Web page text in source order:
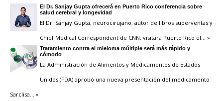
El Dr. Sanjay Gupta ofrecerá en Puerto Rico conferencia sobre
salud cerebral y longevidad
El Dr. Sanjay Gupta, neurocirujano, autor de libros superventas y
Chief Medical Correspondent de CNN, visitará Puerto Rico el … »
Tratamiento contra el mieloma múltiple será más rápido y
cómodo
La Administración de Alimentos y Medicamentos de Estados
Unidos (FDA) aprobó una nueva presentación del medicamento
Sarclisa … »